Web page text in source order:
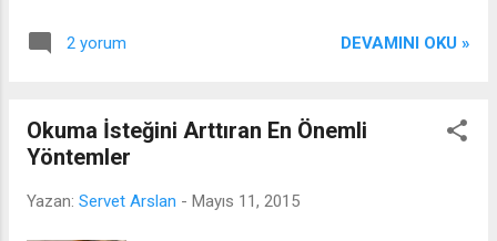
istiyorsanız yapmanız gereken ilk ...
daha da kötüsü sorunlarını 1-2 haftada
Kablolarınızı, splitterinizi ve modeminizi
ve modeminizi kontrol etmenizdir. Eğer ki
2 yorum DEVAMINI OKU »
Okuma İsteğini Arttıran En Önemli
Yöntemler
Yazan: Servet Arslan - Mayıs 11, 2015